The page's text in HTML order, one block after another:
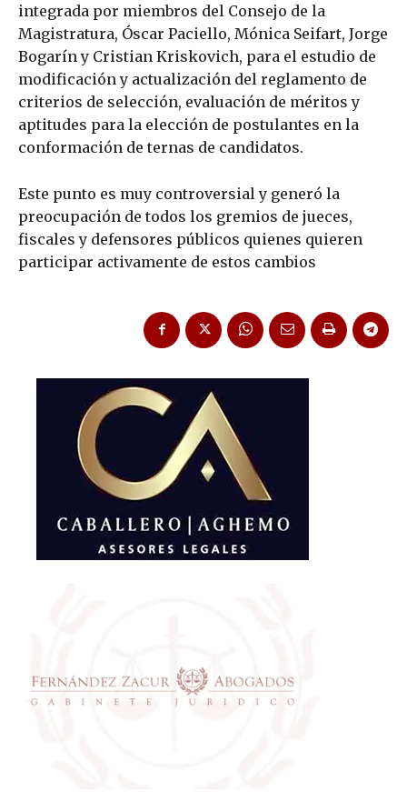
integrada por miembros del Consejo de la
Magistratura, Óscar Paciello, Mónica Seifart, Jorge
Bogarín y Cristian Kriskovich, para el estudio de
modificación y actualización del reglamento de
criterios de selección, evaluación de méritos y
aptitudes para la elección de postulantes en la
conformación de ternas de candidatos.
Este punto es muy controversial y generó la
preocupación de todos los gremios de jueces,
fiscales y defensores públicos quienes quieren
participar activamente de estos cambios